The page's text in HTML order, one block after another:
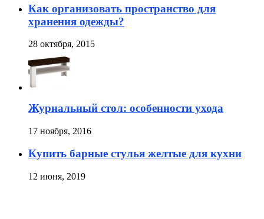
Как организовать пространство для
хранения одежды?
28 октября, 2015
Журнальный стол: особенности ухода
17 ноября, 2016
Купить барные стулья желтые для кухни
12 июня, 2019